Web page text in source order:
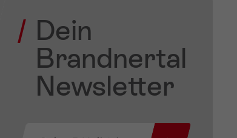
Dein
Brandnertal
Newsletter